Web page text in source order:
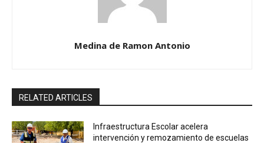
Medina de Ramon Antonio
RELATED ARTICLES
Infraestructura Escolar acelera
intervención y remozamiento de escuelas